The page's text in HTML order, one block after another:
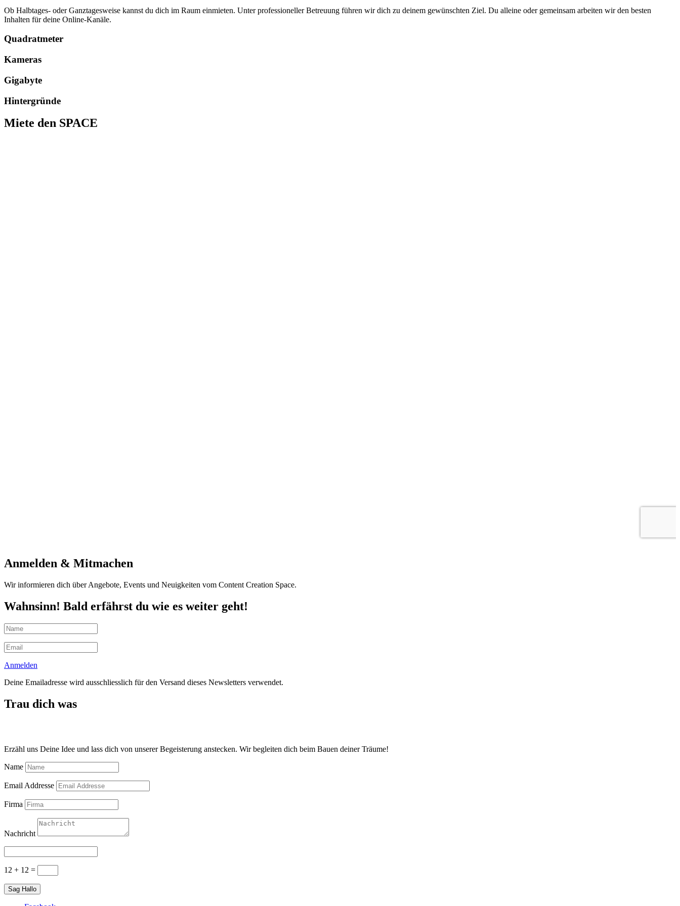
Ob Halbtages- oder Ganztagesweise kannst du dich im Raum einmieten. Unter professioneller Betreuung führen wir dich zu deinem gewünschten Ziel. Du alleine oder gemeinsam arbeiten wir den besten
Inhalten für deine Online-Kanäle.
Quadratmeter
Kameras
Gigabyte
Hintergründe
Miete den SPACE
Anmelden & Mitmachen
Wir informieren dich über Angebote, Events und Neuigkeiten vom Content Creation Space.
Wahnsinn! Bald erfährst du wie es weiter geht!
Anmelden
Deine Emailadresse wird ausschliesslich für den Versand dieses Newsletters verwendet.
Trau dich was
Erzähl uns Deine Idee und lass dich von unserer Begeisterung anstecken. Wir begleiten dich beim Bauen deiner Träume!
Name
Email Addresse
Firma
Nachricht
12 + 12 =
Sag Hallo